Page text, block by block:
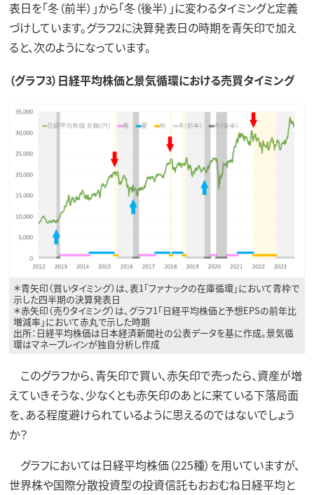
表日を「冬（前半）」から「冬（後半）」に変わるタイミングと定義
づけしています。グラフ2に決算発表日の時期を青矢印で加え
ると、次のようになっています。
（グラフ3）日経平均株価と景気循環における売買タイミング
＊青矢印（買いタイミング）は、表1「ファナックの在庫循環」において青枠で
示した四半期の決算発表日
＊赤矢印（売りタイミング）は、グラフ1「日経平均株価と予想EPSの前年比
増減率」において赤丸で示した時期
出所：日経平均株価は日本経済新聞社の公表データを基に作成。景気循
環はマネーブレインが独自分析し作成
このグラフから、青矢印で買い、赤矢印で売ったら、資産が増
えていきそうな、少なくとも赤矢印のあとに来ている下落局面
を、ある程度避けられているように思えるのではないでしょう
か？
グラフにおいては日経平均株価（225種）を用いていますが、
世界株や国際分散投資型の投資信託もおおむね日経平均と